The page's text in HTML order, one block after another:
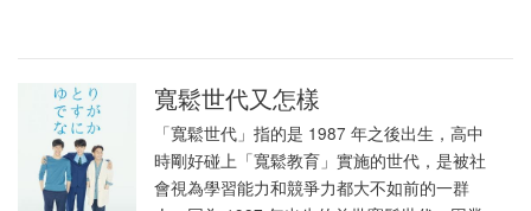
寬鬆世代又怎樣
「寬鬆世代」指的是 1987 年之後出生，高中
時剛好碰上「寬鬆教育」實施的世代，是被社
會視為學習能力和競爭力都大不如前的一群